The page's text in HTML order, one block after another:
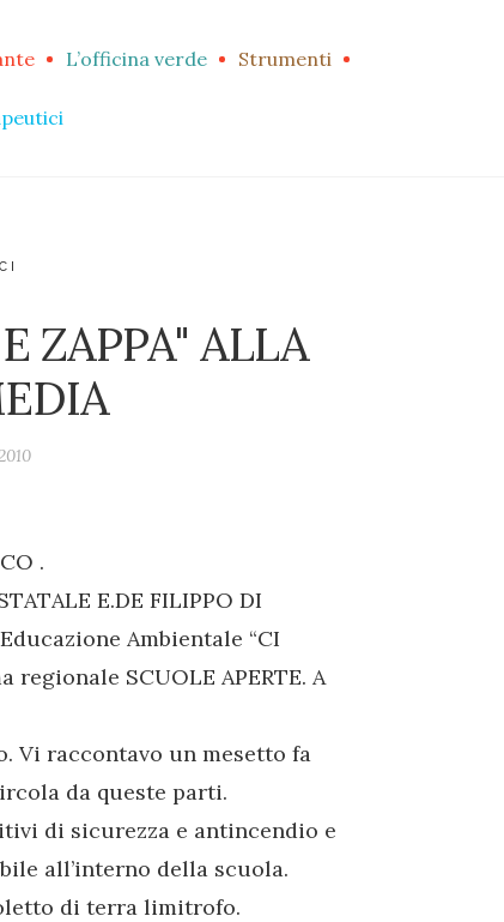
L’officina verde Strumenti
ZAPPA" ALLA
.
E.DE FILIPPO DI
Ambientale “CI
regionale SCUOLE APERTE. A
Vi raccontavo un mesetto fa
da queste parti.
di sicurezza e antincendio e
all’interno della scuola.
di terra limitrofo.